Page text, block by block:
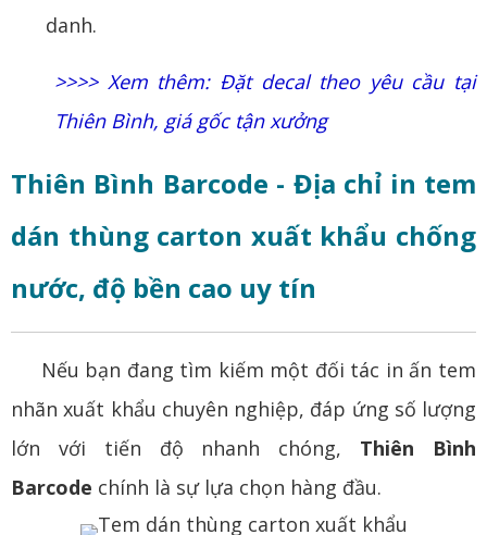
danh.
>>>> Xem thêm: Đặt decal theo yêu cầu tại
Thiên Bình, giá gốc tận xưởng
Thiên Bình Barcode - Địa chỉ in tem
dán thùng carton xuất khẩu chống
nước, độ bền cao uy tín
Nếu bạn đang tìm kiếm một đối tác in ấn tem
nhãn xuất khẩu chuyên nghiệp, đáp ứng số lượng
lớn với tiến độ nhanh chóng, Thiên Bình
Barcode chính là sự lựa chọn hàng đầu.